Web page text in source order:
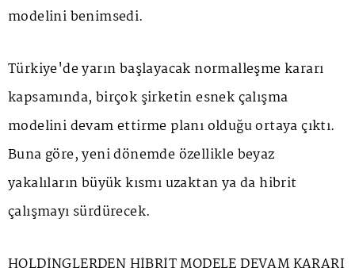
modelini benimsedi.
Türkiye'de yarın başlayacak normalleşme kararı
kapsamında, birçok şirketin esnek çalışma
modelini devam ettirme planı olduğu ortaya çıktı.
Buna göre, yeni dönemde özellikle beyaz
yakalıların büyük kısmı uzaktan ya da hibrit
çalışmayı sürdürecek.